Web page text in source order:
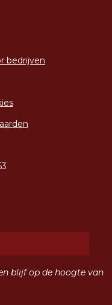
bedrijven
blijf op de hoogte van